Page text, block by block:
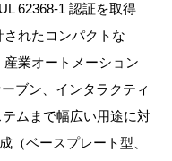
62368-1 認証を取得
されたコンパクトな
業オートメーション
ブン、インタラクティ
ムまで幅広い用途に対
（ベースプレート型、